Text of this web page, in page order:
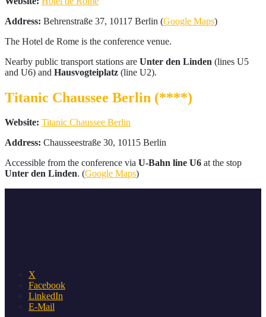
Address: Behrenstraße 37, 10117 Berlin (Google Maps)
The Hotel de Rome is the conference venue.
Nearby public transport stations are Unter den Linden (lines U5
and U6) and Hausvogteiplatz (line U2).
Titanic Chaussee Berlin (****)
Website: Titanic Chaussee Berlin
Address: Chausseestraße 30, 10115 Berlin
Accessible from the conference via U-Bahn line U6 at the stop
Unter den Linden. (Google Maps)
X
Facebook
LinkedIn
E-Mail